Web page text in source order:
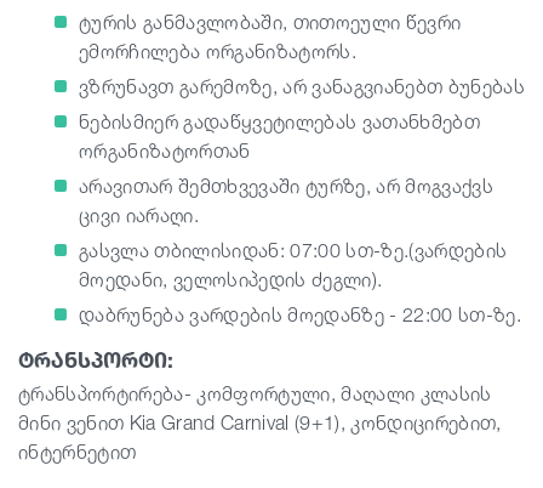
ტურის განმავლობაში, თითოეული წევრი
ემორჩილება ორგანიზატორს.
ვზრუნავთ გარემოზე, არ ვანაგვიანებთ ბუნებას
ნებისმიერ გადაწყვეტილებას ვათანხმებთ
ორგანიზატორთან
არავითარ შემთხვევაში ტურზე, არ მოგვაქვს
ცივი იარაღი.
გასვლა თბილისიდან: 07:00 სთ-ზე.(ვარდების
მოედანი, ველოსიპედის ძეგლი).
დაბრუნება ვარდების მოედანზე - 22:00 სთ-ზე.
ტრანსპორტი:
ტრანსპორტირება- კომფორტული, მაღალი კლასის
მინი ვენით Kia Grand Carnival (9+1), კონდიცირებით,
ინტერნეტით